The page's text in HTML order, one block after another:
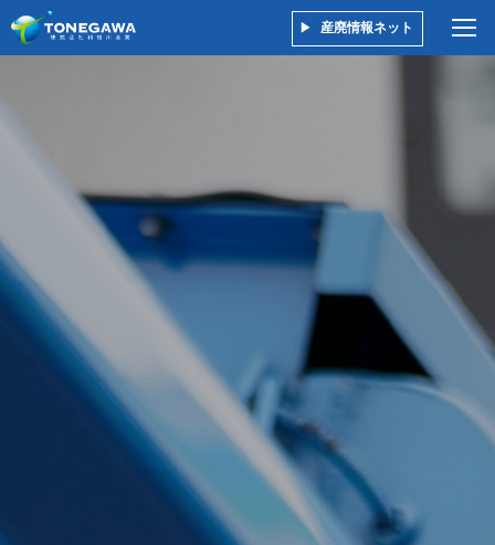
産廃情報ネット